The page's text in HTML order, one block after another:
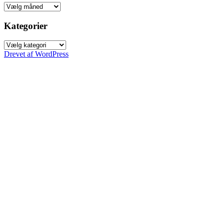
Arkiver
Kategorier
Kategorier
Drevet af WordPress